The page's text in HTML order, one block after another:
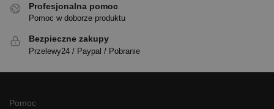
Profesjonalna pomoc
Pomoc w doborze produktu
Bezpieczne zakupy
Przelewy24 / Paypal / Pobranie
Pomoc